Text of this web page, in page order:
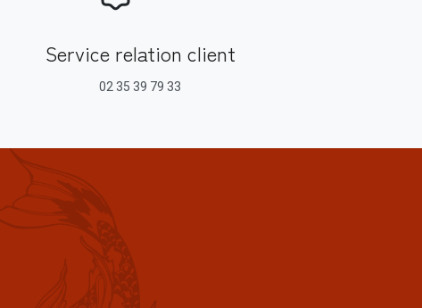
Service relation client
02 35 39 79 33